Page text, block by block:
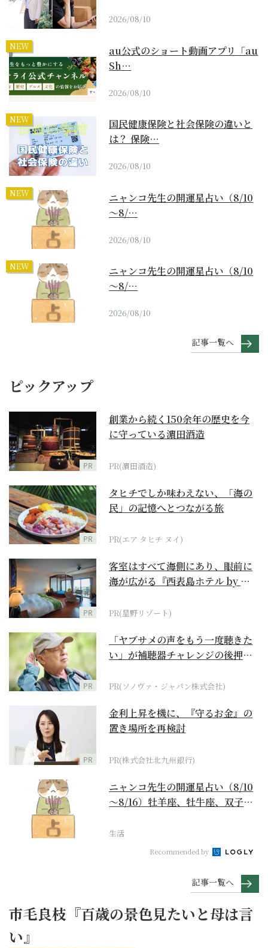
2026/08/10
NEW
au公式のショート動画アプリ「au
Sh…
2026/08/10
NEW
国民健康保険と社会保険の違いと
は？ 保険…
2026/08/10
NEW
ニャンコ先生の開運星占い（8/10
～8/…
2026/08/10
NEW
ニャンコ先生の開運星占い（8/10
～8/…
2026/08/10
記事一覧へ
ピックアップ
PR
創業から続く150余年の歴史を今
に守っている濵田酒造
PR(濵田酒造)
PR
タヒチでしか味わえない、「海の
民」の記憶へとつながる旅
PR(エア タヒチ ヌイ)
PR
客室はすべて海側にあり、眼前に
海が広がる『西表島ホテル by 星
PR(星野リゾート)
PR
「ヤブサメの声をもう一度聴きた
い」が補聴器チャレンジの後押し
PR(ソノヴァ・ジャパン株式会社)
PR
金利上昇を機に、『守るお金』の
置き場所を再検討
PR(株式会社北九州銀行)
ニャンコ先生の開運星占い（8/10
～8/16）牡羊座、牡牛座、双子
生活
Recommended by
記事一覧へ
市毛良枝『百歳の景色見たいと母は言
い』